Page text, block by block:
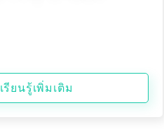
เรียนรู้เพิ่มเติม